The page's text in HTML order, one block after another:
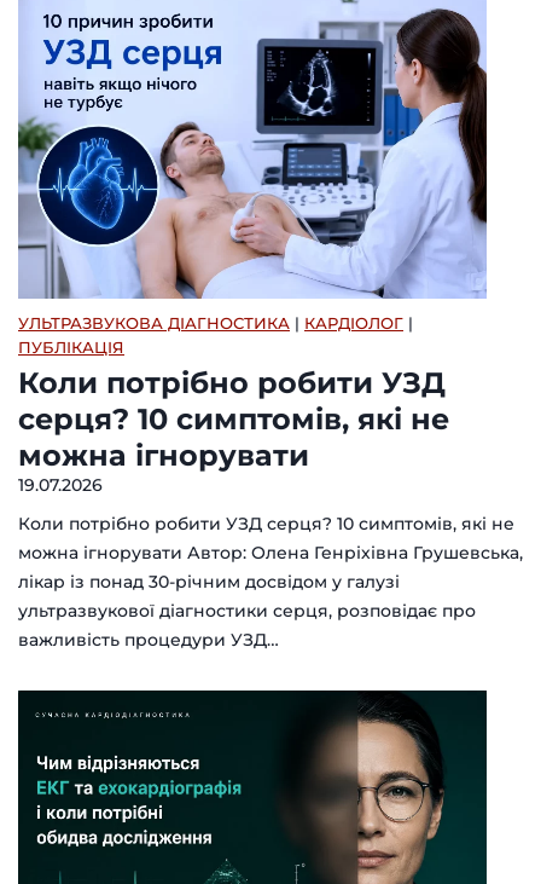
УЛЬТРАЗВУКОВА ДІАГНОСТИКА | КАРДІОЛОГ |
ПУБЛІКАЦІЯ
Коли потрібно робити УЗД
серця? 10 симптомів, які не
можна ігнорувати
19.07.2026
Коли потрібно робити УЗД серця? 10 симптомів, які не
можна ігнорувати Автор: Олена Генріхівна Грушевська,
лікар із понад 30-річним досвідом у галузі
ультразвукової діагностики серця, розповідає про
важливість процедури УЗД…